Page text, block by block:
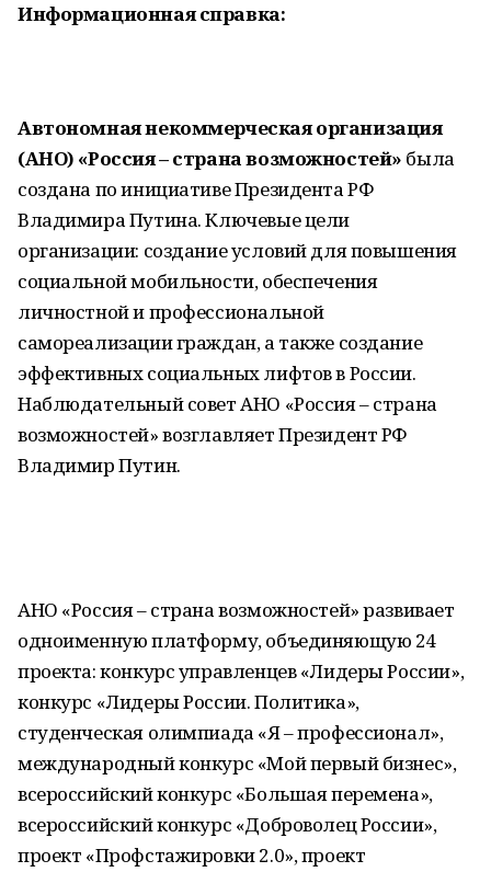
Информационная справка:
Автономная некоммерческая организация
(АНО) «Россия – страна возможностей» была
создана по инициативе Президента РФ
Владимира Путина. Ключевые цели
организации: создание условий для повышения
социальной мобильности, обеспечения
личностной и профессиональной
самореализации граждан, а также создание
эффективных социальных лифтов в России.
Наблюдательный совет АНО «Россия – страна
возможностей» возглавляет Президент РФ
Владимир Путин.
АНО «Россия – страна возможностей» развивает
одноименную платформу, объединяющую 24
проекта: конкурс управленцев «Лидеры России»,
конкурс «Лидеры России. Политика»,
студенческая олимпиада «Я – профессионал»,
международный конкурс «Мой первый бизнес»,
всероссийский конкурс «Большая перемена»,
всероссийский конкурс «Доброволец России»,
проект «Профстажировки 2.0», проект